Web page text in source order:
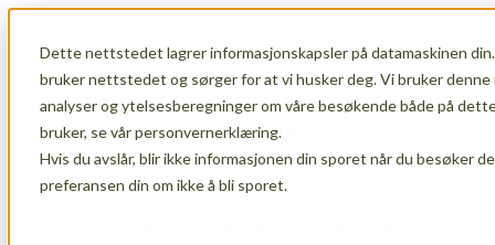
Dette nettstedet lagrer informasjonskapsler på datamaskinen
bruker nettstedet og sørger for at vi husker deg. Vi bruker
analyser og ytelsesberegninger om våre besøkende både på
bruker, se vår personvernerklæring.
Hvis du avslår, blir ikke informasjonen din sporet når du
preferansen din om ikke å bli sporet.
Fra ugress til nytteplanter: Senteco finner
ny verdi i AI-modellen med støtte fra
EDIH Oceanopolis